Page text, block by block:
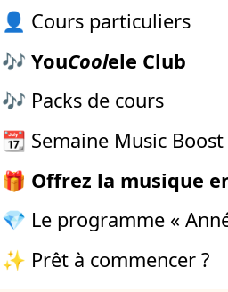
👤 Cours particuliers
🎶 YouCoolele Club
🎶 Packs de cours
📆 Semaine Music
🎁 Offrez la musique
💎 Le programme «
✨ Prêt à commencer ?